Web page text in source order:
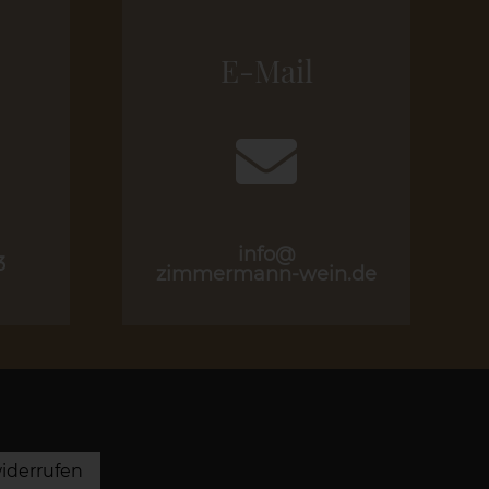
E-Mail
info@
zimmermann-wein.de